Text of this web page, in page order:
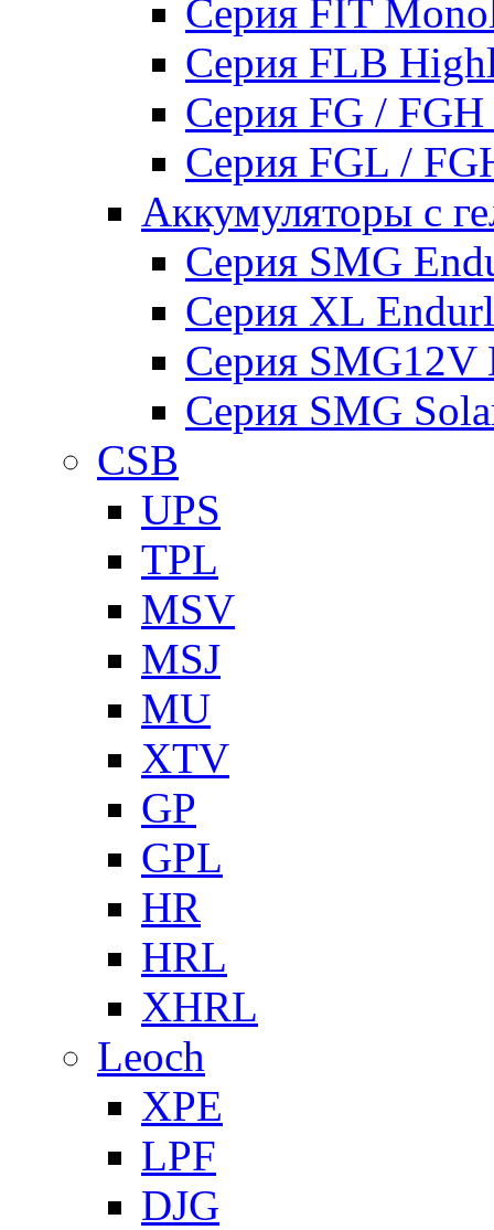
Серия FIT
Серия FLB
Серия FG /
Серия FGL /
Аккумуляторы с
Серия SMG
Серия XL
Серия SMG12V
Серия SMG
CSB
UPS
TPL
MSV
MSJ
MU
XTV
GP
GPL
HR
HRL
XHRL
Leoch
XPE
LPF
DJG